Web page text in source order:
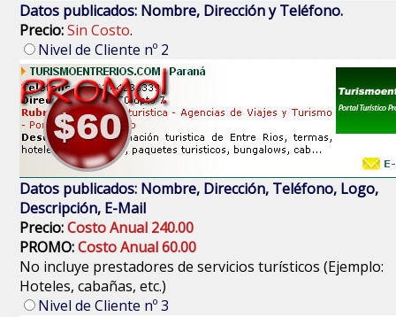
Datos publicados: Nombre, Dirección y Teléfono.
Precio:Sin Costo.
Nivel de Cliente nº 2
Datos publicados: Nombre, Dirección, Teléfono, Logo,
Descripción, E-Mail
Precio:Costo Anual 240.00
PROMO:Costo Anual 60.00
No incluye prestadores de servicios turísticos (Ejemplo:
Hoteles, cabañas, etc.)
Nivel de Cliente nº 3